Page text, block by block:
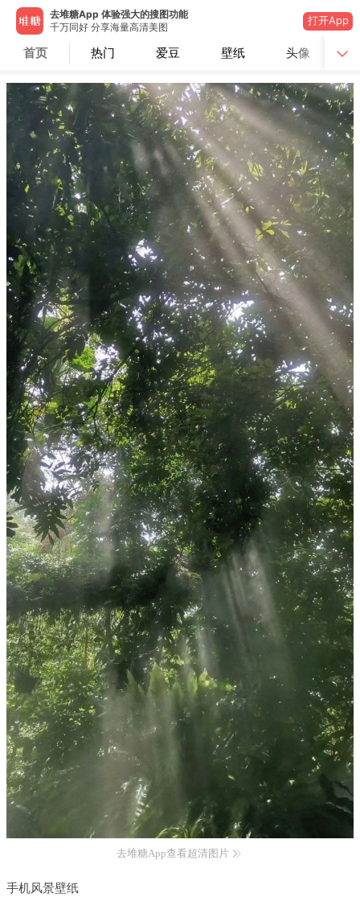
去堆糖App 体验强大的搜图功能
千万同好 分享海量高清美图
打开App
首页 热门 爱豆 壁纸 头像
去堆糖App查看超清图片
手机风景壁纸